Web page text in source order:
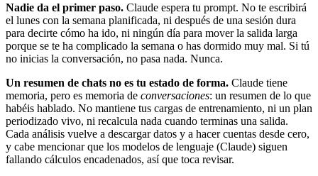
Nadie da el primer paso. Claude espera tu prompt. No te escribirá
el lunes con la semana planificada, ni después de una sesión dura
para decirte cómo ha ido, ni ningún día para mover la salida larga
porque se te ha complicado la semana o has dormido muy mal. Si tú
no inicias la conversación, no pasa nada. Nunca.
Un resumen de chats no es tu estado de forma. Claude tiene
memoria, pero es memoria de conversaciones: un resumen de lo que
habéis hablado. No mantiene tus cargas de entrenamiento, ni un plan
periodizado vivo, ni recalcula nada cuando terminas una salida.
Cada análisis vuelve a descargar datos y a hacer cuentas desde cero,
y cabe mencionar que los modelos de lenguaje (Claude) siguen
fallando cálculos encadenados, así que toca revisar.